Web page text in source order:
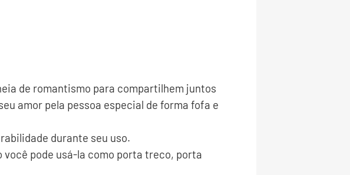
de romantismo para compartilhem juntos
amor pela pessoa especial de forma fofa e
durante seu uso.
você pode usá-la como porta treco, porta